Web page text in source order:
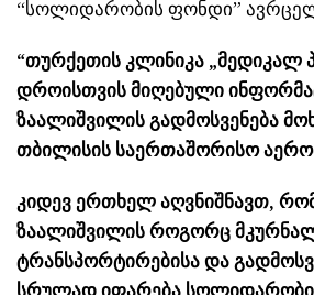
“სოლიდარობის ფონდი”
“თურქეთის კლინიკა „მედიკალ
დროისთვის მიღებული
ზაალიშვილის გადმოსვენება
თბილისის საერთაშორისო
კიდევ ერთხელ აღვნიშნავთ, რომ
ზაალიშვილის როგორც
ტრანსპორტირებისა და